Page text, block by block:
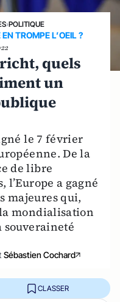
›POLITIQUE
TROMPE L’OEIL ?
quels
un
le 7 février
De la
de libre
a gagné
majeures qui,
mondialisation
Sébastien Cochard
CLASSER